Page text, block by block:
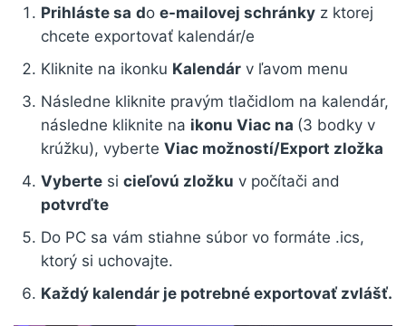
Prihláste sa do e-mailovej schránky z ktorej
chcete exportovať kalendár/e
Kliknite na ikonku Kalendár v ľavom menu
Následne kliknite pravým tlačidlom na kalendár,
následne kliknite na ikonu Viac na (3 bodky v
krúžku), vyberte Viac možností/Export zložka
Vyberte si cieľovú zložku v počítači and
potvrďte
Do PC sa vám stiahne súbor vo formáte .ics,
ktorý si uchovajte.
Každý kalendár je potrebné exportovať zvlášť.